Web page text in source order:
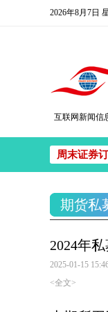
2026年8月7日
互联网新闻信
周末证券
期货私
2024年
2025-01-15
<全文>